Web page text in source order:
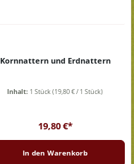
Kornnattern und Erdnattern
Inhalt: 1 Stück(19,80 € / 1 Stück)
Regulärer Preis:
19,80 €*
In den Warenkorb